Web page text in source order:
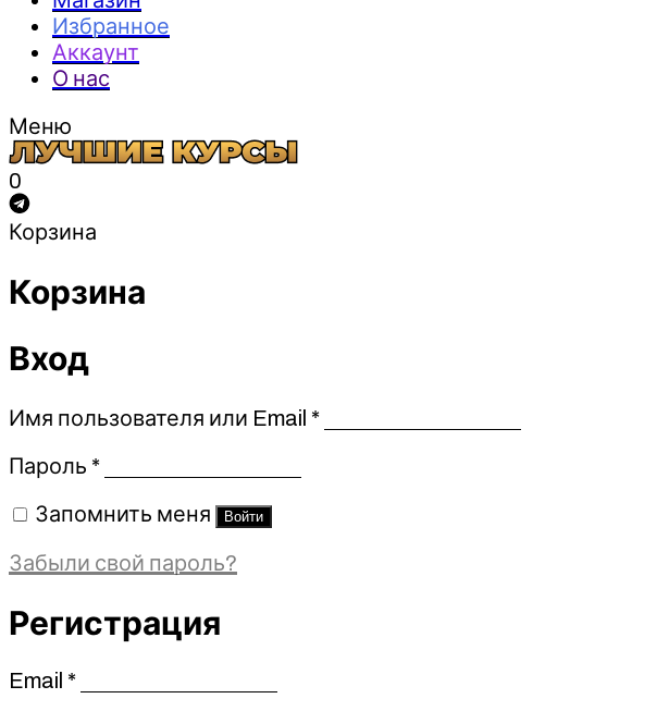
Избранное
Аккаунт
О нас
Меню
0
Корзина
Корзина
Вход
Имя пользователя или Email *Обязательно
Пароль *Обязательно
Запомнить меня Войти
Забыли свой пароль?
Регистрация
Email *Обязательно